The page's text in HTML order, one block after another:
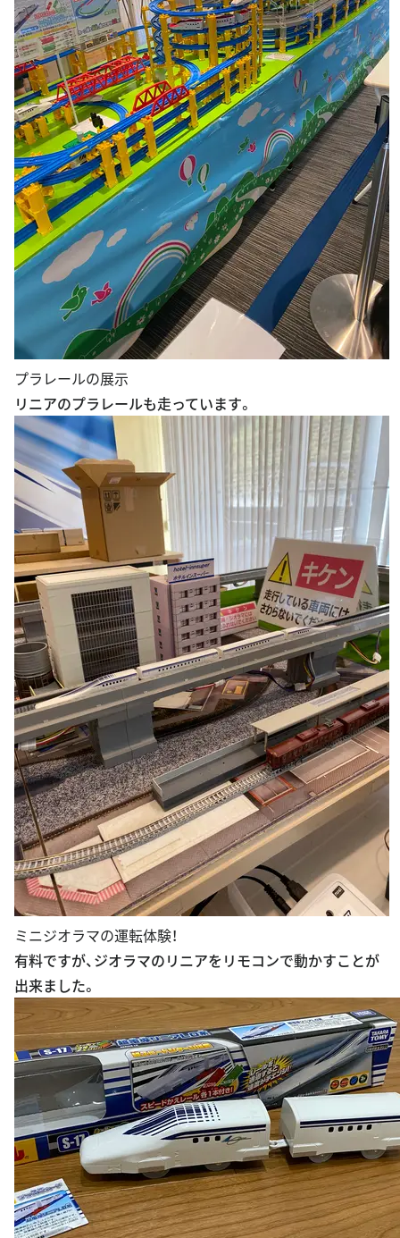
プラレールの展示
リニアのプラレールも走っています。
ミニジオラマの運転体験！
有料ですが、ジオラマのリニアをリモコンで動かすことが
出来ました。